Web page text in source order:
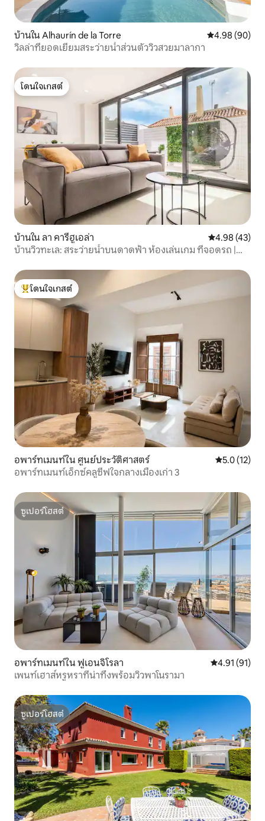
ชุมชนเข้าพัก ผ้าเช็ดตัวชายหาด เก้าอี้
ชายหาด/เปลญวน และร่มชายหาดฟรี มี
เตียงเด็กอ่อนและเก้าอี้สูงให้ฟรีตามคำขอ
บริการทำความสะอาดฟรีสัปดาห์ละครั้ง
บ้านใน Alhaurín de la Torre คะแนนเฉลี่ย
4.98 (90)
วิลล่าที่ยอดเยี่ยมสระว่ายน้ำส่วนตัววิวสวยมาลากา
โดนใจเกสต์
โดนใจเกสต์
บ้านใน ลา คารีฮูเอล่า คะแนนเฉลี่ย
4.98 (43)
บ้านวิวทะเล: สระว่ายน้ำบนดาดฟ้า ห้องเล่นเกม ที่จอดรถ |
โดนใจเกสต์ที่สุด
โดนใจเกสต์
อพาร์ทเมนท์ใน ศูนย์ประวัติศาสตร์ คะแนนเฉลี่ย
5.0 (12)
อพาร์ทเมนท์เอ็กซ์คลูซีฟใจกลางเมืองเก่า 3
ซูเปอร์โฮสต์
ซูเปอร์โฮสต์
อพาร์ทเมนท์ใน ฟูเอนจิโรลา คะแนนเฉลี่ย
4.91 (91)
เพนท์เฮาส์หรูหราที่น่าทึ่งพร้อมวิวพาโนรามา
ซูเปอร์โฮสต์
ซูเปอร์โฮสต์